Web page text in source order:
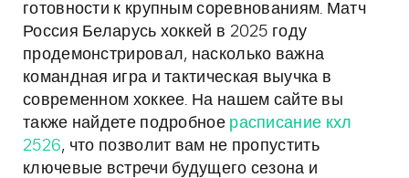
готовности к крупным соревнованиям. Матч
Россия Беларусь хоккей в 2025 году
продемонстрировал, насколько важна
командная игра и тактическая выучка в
современном хоккее. На нашем сайте вы
также найдете подробное расписание кхл
2526, что позволит вам не пропустить
ключевые встречи будущего сезона и